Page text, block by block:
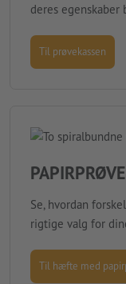
deres egenskaber
Til prøvekassen
Se, hvordan
rigtige valg for
Til hæfte med